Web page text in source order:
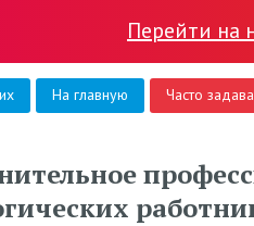
Перейти на
На главную Часто